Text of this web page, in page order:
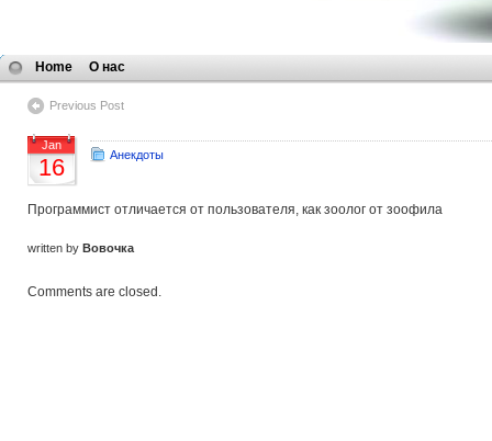
Home О нас
Previous Post
Jan
16 Анекдоты
Программист отличается от пользователя, как зоолог от зоофила
written by Вовочка
Comments are closed.